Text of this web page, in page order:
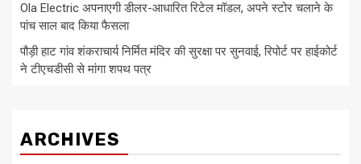
Ola Electric अपनाएगी डीलर-आधारित रिटेल मॉडल, अपने स्टोर चलाने के
पांच साल बाद किया फैसला
पौड़ी हाट गांव शंकराचार्य निर्मित मंदिर की सुरक्षा पर सुनवाई, रिपोर्ट पर हाईकोर्ट
ने टीएचडीसी से मांगा शपथ पत्र
ARCHIVES